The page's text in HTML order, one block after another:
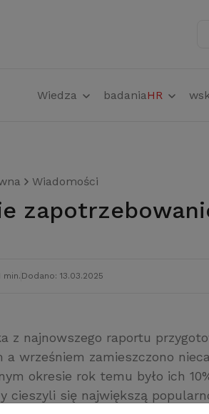
Wiedza badaniaHR
Wiadomości
min. Dodano: 13.03.2025
z najnowszego raportu
a wrześniem zamieszczono
okresie rok temu było ich
cieszyli się największą